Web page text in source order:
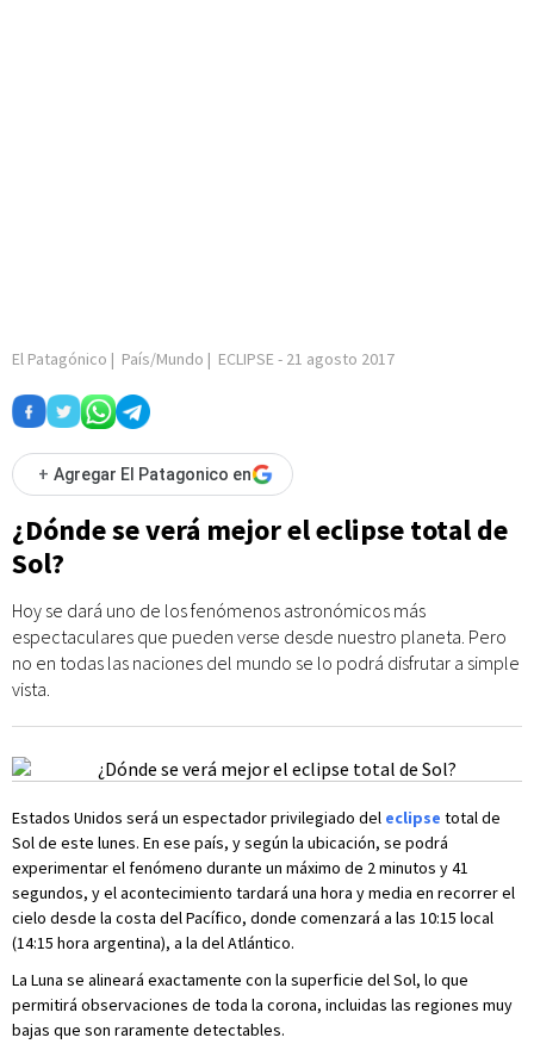
El Patagónico | País/Mundo | ECLIPSE- 21 agosto 2017
+ Agregar El Patagonico en
¿Dónde se verá mejor el eclipse total de
Sol?
Hoy se dará uno de los fenómenos astronómicos más
espectaculares que pueden verse desde nuestro planeta. Pero
no en todas las naciones del mundo se lo podrá disfrutar a simple
vista.
Estados Unidos será un espectador privilegiado del eclipse total de
Sol de este lunes. En ese país, y según la ubicación, se podrá
experimentar el fenómeno durante un máximo de 2 minutos y 41
segundos, y el acontecimiento tardará una hora y media en recorrer el
cielo desde la costa del Pacífico, donde comenzará a las 10:15 local
(14:15 hora argentina), a la del Atlántico.
La Luna se alineará exactamente con la superficie del Sol, lo que
permitirá observaciones de toda la corona, incluidas las regiones muy
bajas que son raramente detectables.